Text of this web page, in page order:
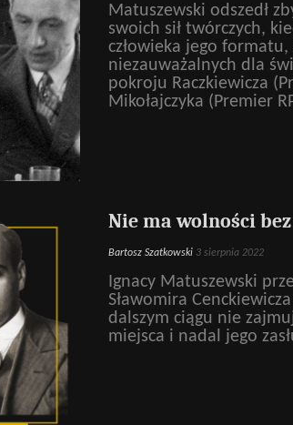
Matuszewski odszedł
swoich sił twórczych,
człowieka jego
niezauważalnych dla
pokroju Raczkiewicza
Mikołajczyka (Premier
Nie ma wolności
Bartosz Szatkowski 3 sierpnia 2022
Ignacy Matuszewski
Sławomira
dalszym ciągu nie
miejsca i nadal jego